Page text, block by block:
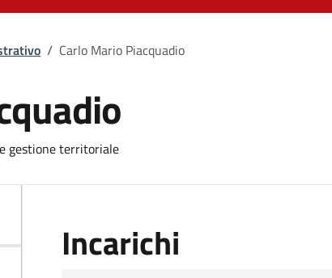
/ Carlo Mario Piacquadio
gestione territoriale
Incarichi